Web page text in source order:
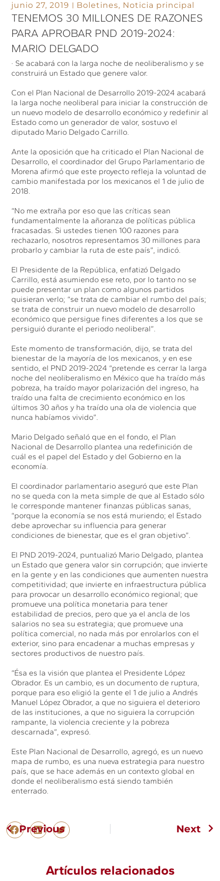
junio 27, 2019 Boletines, Noticia principal
TENEMOS 30 MILLONES DE RAZONES
PARA APROBAR PND 2019-2024:
MARIO DELGADO
· Se acabará con la larga noche de neoliberalismo y se
construirá un Estado que genere valor.
Con el Plan Nacional de Desarrollo 2019-2024 acabará
la larga noche neoliberal para iniciar la construcción de
un nuevo modelo de desarrollo económico y redefinir al
Estado como un generador de valor, sostuvo el
diputado Mario Delgado Carrillo.
Ante la oposición que ha criticado el Plan Nacional de
Desarrollo, el coordinador del Grupo Parlamentario de
Morena afirmó que este proyecto refleja la voluntad de
cambio manifestada por los mexicanos el 1 de julio de
2018.
“No me extraña por eso que las críticas sean
fundamentalmente la añoranza de políticas pública
fracasadas. Si ustedes tienen 100 razones para
rechazarlo, nosotros representamos 30 millones para
probarlo y cambiar la ruta de este país”, indicó.
El Presidente de la República, enfatizó Delgado
Carrillo, está asumiendo ese reto, por lo tanto no se
puede presentar un plan como algunos partidos
quisieran verlo; “se trata de cambiar el rumbo del país;
se trata de construir un nuevo modelo de desarrollo
económico que persigue fines diferentes a los que se
persiguió durante el periodo neoliberal”.
Este momento de transformación, dijo, se trata del
bienestar de la mayoría de los mexicanos, y en ese
sentido, el PND 2019-2024 “pretende es cerrar la larga
noche del neoliberalismo en México que ha traído más
pobreza, ha traído mayor polarización del ingreso, ha
traído una falta de crecimiento económico en los
últimos 30 años y ha traído una ola de violencia que
nunca habíamos vivido”.
Mario Delgado señaló que en el fondo, el Plan
Nacional de Desarrollo plantea una redefinición de
cuál es el papel del Estado y del Gobierno en la
economía.
El coordinador parlamentario aseguró que este Plan
no se queda con la meta simple de que al Estado sólo
le corresponde mantener finanzas públicas sanas,
“porque la economía se nos está muriendo; el Estado
debe aprovechar su influencia para generar
condiciones de bienestar, que es el gran objetivo”.
El PND 2019-2024, puntualizó Mario Delgado, plantea
un Estado que genera valor sin corrupción; que invierte
en la gente y en las condiciones que aumenten nuestra
competitividad; que invierte en infraestructura pública
para provocar un desarrollo económico regional; que
promueve una política monetaria para tener
estabilidad de precios, pero que ya el ancla de los
salarios no sea su estrategia; que promueve una
política comercial, no nada más por enrolarlos con el
exterior, sino para encadenar a muchas empresas y
sectores productivos de nuestro país.
“Ésa es la visión que plantea el Presidente López
Obrador. Es un cambio, es un documento de ruptura,
porque para eso eligió la gente el 1 de julio a Andrés
Manuel López Obrador, a que no siguiera el deterioro
de las instituciones, a que no siguiera la corrupción
rampante, la violencia creciente y la pobreza
descarnada”, expresó.
Este Plan Nacional de Desarrollo, agregó, es un nuevo
mapa de rumbo, es una nueva estrategia para nuestro
país, que se hace además en un contexto global en
donde el neoliberalismo está siendo también
enterrado.
Previous Next
Artículos relacionados